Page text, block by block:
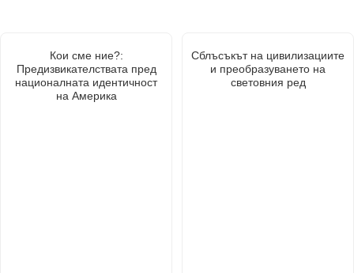
Кои сме ние?:
Предизвикателствата пред
националната идентичност
на Америка
Сблъсъкът на цивилизациите
и преобразуването на
световния ред